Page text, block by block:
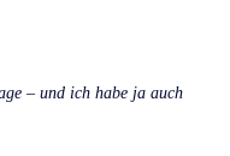
– und ich habe ja auch